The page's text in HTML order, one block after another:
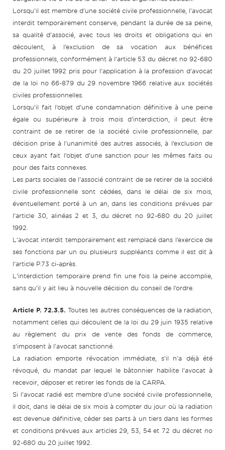
Lorsqu’il est membre d’une société civile professionnelle, l’avocat
interdit temporairement conserve, pendant la durée de sa peine,
sa qualité d’associé, avec tous les droits et obligations qui en
découlent, à l’exclusion de sa vocation aux bénéfices
professionnels, conformément à l’article 53 du décret no 92-680
du 20 juillet 1992 pris pour l’application à la profession d’avocat
de la loi no 66-879 du 29 novembre 1966 relative aux sociétés
civiles professionnelles.
Lorsqu’il fait l’objet d’une condamnation définitive à une peine
égale ou supérieure à trois mois d’interdiction, il peut être
contraint de se retirer de la société civile professionnelle, par
décision prise à l’unanimité des autres associés, à l’exclusion de
ceux ayant fait l’objet d’une sanction pour les mêmes faits ou
pour des faits connexes.
Les parts sociales de l’associé contraint de se retirer de la société
civile professionnelle sont cédées, dans le délai de six mois,
éventuellement porté à un an, dans les conditions prévues par
l’article 30, alinéas 2 et 3, du décret no 92-680 du 20 juillet
1992.
L’avocat interdit temporairement est remplacé dans l’exercice de
ses fonctions par un ou plusieurs suppléants comme il est dit à
l’article P.73 ci-après.
L’interdiction temporaire prend fin une fois la peine accomplie,
sans qu’il y ait lieu à nouvelle décision du conseil de l’ordre.
Article P. 72.3.5. Toutes les autres conséquences de la radiation,
notamment celles qui découlent de la loi du 29 juin 1935 relative
au règlement du prix de vente des fonds de commerce,
s’imposent à l’avocat sanctionné.
La radiation emporte révocation immédiate, s’il n’a déjà été
révoqué, du mandat par lequel le bâtonnier habilite l’avocat à
recevoir, déposer et retirer les fonds de la CARPA.
Si l’avocat radié est membre d’une société civile professionnelle,
il doit, dans le délai de six mois à compter du jour où la radiation
est devenue définitive, céder ses parts à un tiers dans les formes
et conditions prévues aux articles 29, 53, 54 et 72 du décret no
92-680 du 20 juillet 1992.